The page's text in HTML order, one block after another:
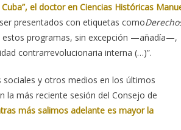
el doctor en Ciencias Históricas
presentados con etiquetas como
estos programas, sin excepción —añadía—,
contrarrevolucionaria interna (…)”.
sociales y otros medios en los últimos
la más reciente sesión del Consejo de
más salimos adelante es mayor la